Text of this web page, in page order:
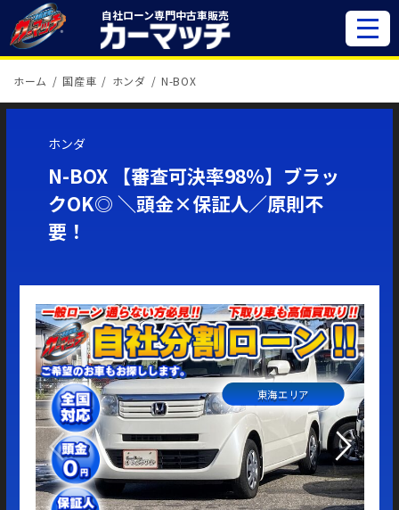
自社ローン専門中古車販売
ホーム 国産車 ホンダ N-BOX
ホンダ
N-BOX 【審査可決率98％】ブラッ
クOK◎ ＼頭金×保証人／原則不
要！
東海エリア